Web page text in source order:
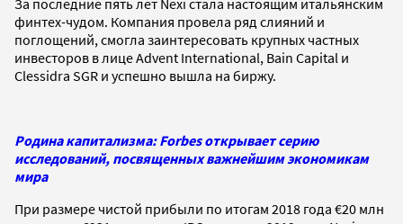
финтех-чудом. Компания провела ряд слияний и
поглощений, смогла заинтересовать крупных частных
инвесторов в лице Advent International, Bain Capital и
Clessidra SGR и успешно вышла на биржу.
Родина капитализма: Forbes открывает серию
исследований, посвященных важнейшим экономикам
мира
При размере чистой прибыли по итогам 2018 года €20 млн